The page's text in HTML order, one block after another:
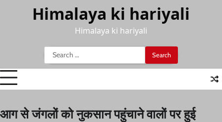
Himalaya ki hariyali
Himalaya ki hariyali
Search
for:
आग से जंगलों को नुकसान पहुंचाने वालों पर हुई